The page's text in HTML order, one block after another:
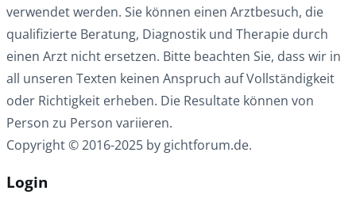
verwendet werden. Sie können einen Arztbesuch, die
qualifizierte Beratung, Diagnostik und Therapie durch
einen Arzt nicht ersetzen. Bitte beachten Sie, dass wir in
all unseren Texten keinen Anspruch auf Vollständigkeit
oder Richtigkeit erheben. Die Resultate können von
Person zu Person variieren.
Copyright © 2016-2025 by gichtforum.de.
Login